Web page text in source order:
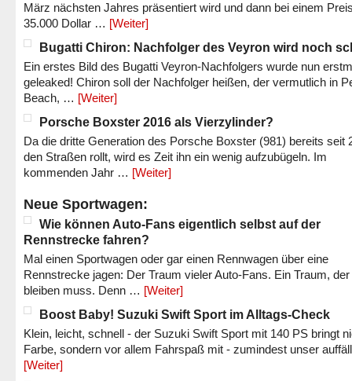
März nächsten Jahres präsentiert wird und dann bei einem
35.000 Dollar … [Weiter]
Bugatti Chiron: Nachfolger des Veyron wird noch
Ein erstes Bild des Bugatti Veyron-Nachfolgers wurde nun
geleaked! Chiron soll der Nachfolger heißen, der vermutlich in
Beach, … [Weiter]
Porsche Boxster 2016 als Vierzylinder?
Da die dritte Generation des Porsche Boxster (981) bereits seit
den Straßen rollt, wird es Zeit ihn ein wenig aufzubügeln. Im
kommenden Jahr … [Weiter]
Neue Sportwagen:
Wie können Auto-Fans eigentlich selbst auf der
Rennstrecke fahren?
Mal einen Sportwagen oder gar einen Rennwagen über eine
Rennstrecke jagen: Der Traum vieler Auto-Fans. Ein Traum,
bleiben muss. Denn … [Weiter]
Boost Baby! Suzuki Swift Sport im Alltags-Check
Klein, leicht, schnell - der Suzuki Swift Sport mit 140 PS bringt
Farbe, sondern vor allem Fahrspaß mit - zumindest unser
[Weiter]